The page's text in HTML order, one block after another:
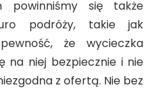
powinniśmy się także
podróży, takie jak
że wycieczka
na niej bezpiecznie i nie
z ofertą. Nie bez